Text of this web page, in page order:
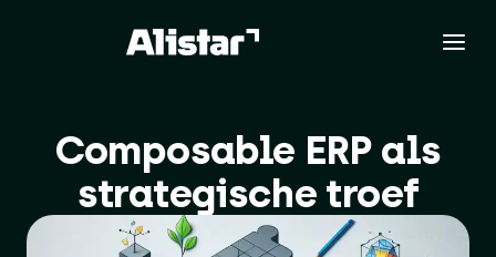
Composable ERP als
strategische troef